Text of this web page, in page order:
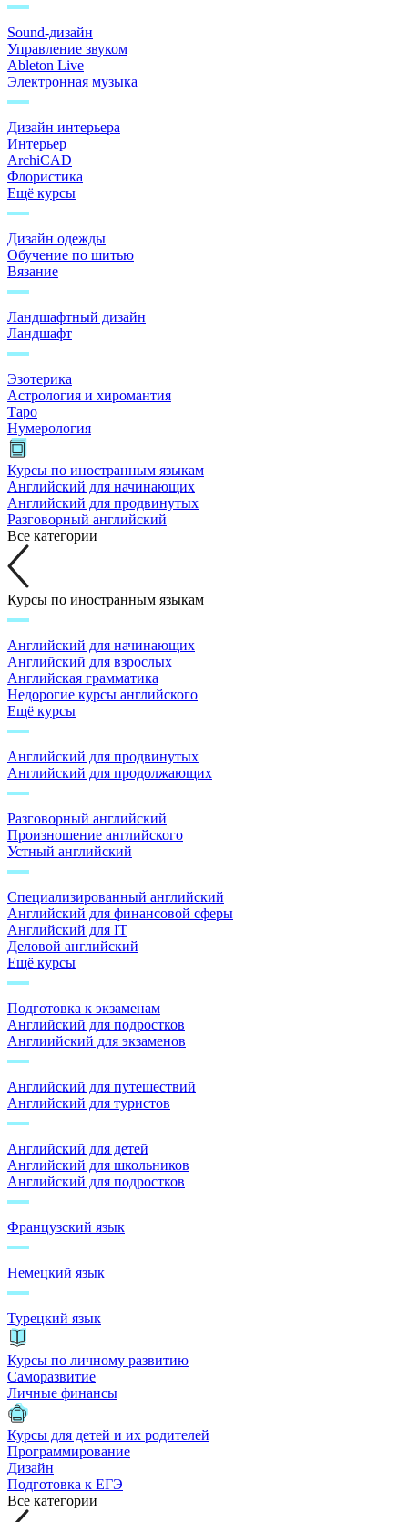
Sound-дизайн
Управление звуком
Ableton Live
Электронная музыка
Дизайн интерьера
Интерьер
ArchiCAD
Флористика
Ещё курсы
Дизайн одежды
Обучение по шитью
Вязание
Ландшафтный дизайн
Ландшафт
Эзотерика
Астрология и хиромантия
Таро
Нумерология
Курсы по иностранным языкам
Английский для начинающих
Английский для продвинутых
Разговорный английский
Все категории
Курсы по иностранным языкам
Английский для начинающих
Английский для взрослых
Английская грамматика
Недорогие курсы английского
Ещё курсы
Английский для продвинутых
Английский для продолжающих
Разговорный английский
Произношение английского
Устный английский
Специализированный английский
Английский для финансовой сферы
Английский для IT
Деловой английский
Ещё курсы
Подготовка к экзаменам
Английский для подростков
Англиийский для экзаменов
Английский для путешествий
Английский для туристов
Английский для детей
Английский для школьников
Английский для подростков
Французский язык
Немецкий язык
Турецкий язык
Курсы по личному развитию
Саморазвитие
Личные финансы
Курсы для детей и их родителей
Программирование
Дизайн
Подготовка к ЕГЭ
Все категории